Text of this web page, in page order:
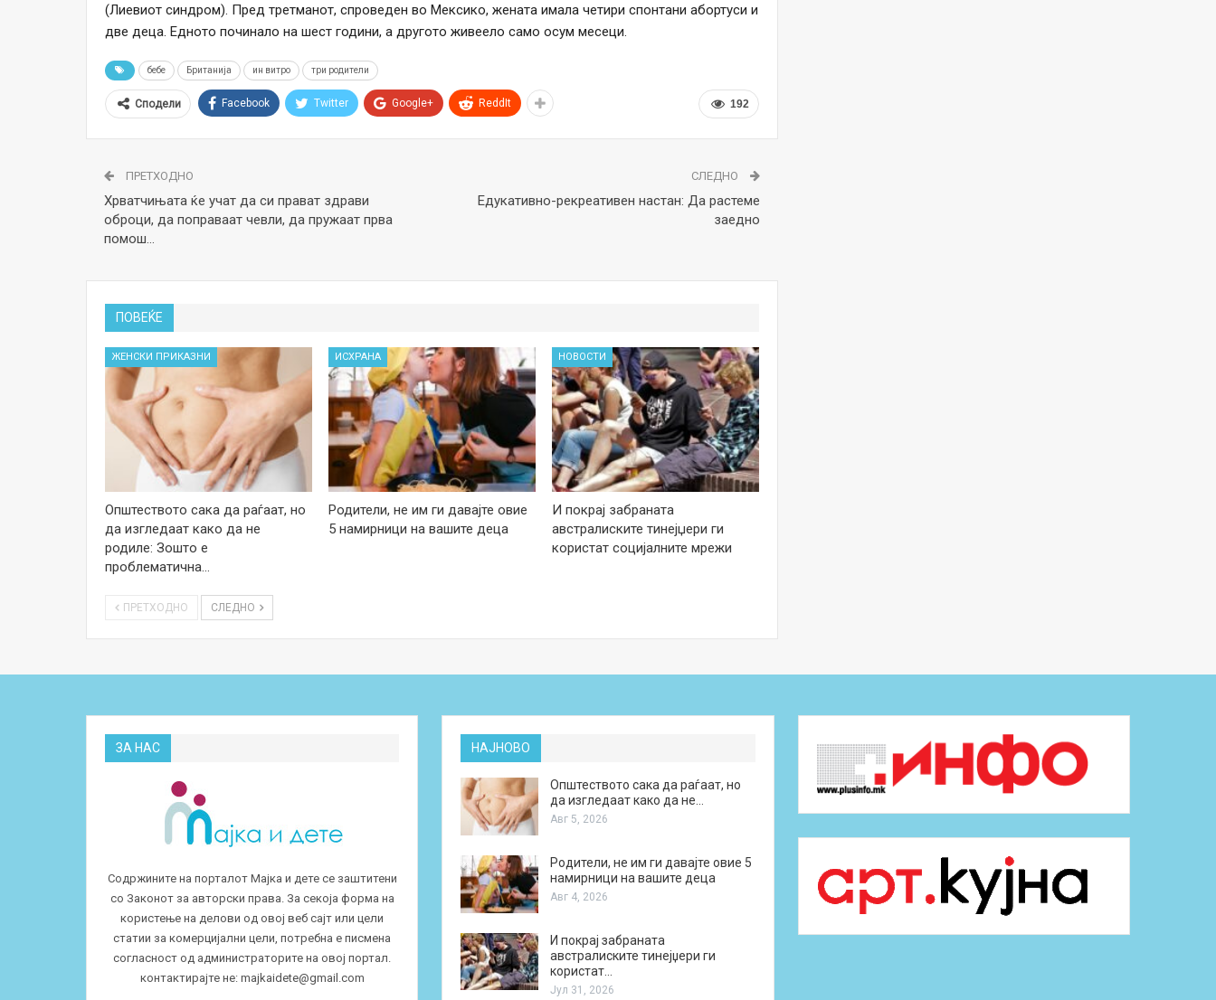
(Лиевиот синдром). Пред третманот, спроведен во Мексико, жената имала четири спонтани абортуси и
две деца. Едното починалo на шест години, а другото живеело само осум месеци.
бебе Британија ин витро три родители
192
Сподели Facebook Twitter Google+ ReddIt
ПРЕТХОДНО
Хрватчињата ќе учат да си прават здрави
оброци, да поправаат чевли, да пружаат прва
помош…
СЛЕДНО
Едукативно-рекреативен настан: Да растеме
заедно
ПОВЕЌЕ
ЖЕНСКИ ПРИКАЗНИ
Општеството сака да раѓаат, но
да изгледаат како да не
родиле: Зошто е
проблематична…
ИСХРАНА
Родители, не им ги давајте овие
5 намирници на вашите деца
НОВОСТИ
И покрај забраната
австралиските тинејџери ги
користат социјалните мрежи
ПРЕТХОДНО СЛЕДНО
ЗА НАС
Содржините на порталот Мајка и дете се заштитени
со Законот за авторски права. За секоја форма на
користење на делови од овој веб сајт или цели
статии за комерцијални цели, потребна е писмена
согласност од администраторите на овој портал.
контактирајте не: majkaidete@gmail.com
НАЈНОВО
Општеството сака да раѓаат, но
да изгледаат како да не…
Авг 5, 2026
Родители, не им ги давајте овие 5
намирници на вашите деца
Авг 4, 2026
И покрај забраната
австралиските тинејџери ги
користат…
Јул 31, 2026